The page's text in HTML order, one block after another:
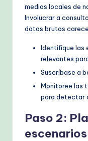
medios locales de
Involucrar a
datos brutos
Identifique las
relevantes
Suscríbase a
Monitoree las
para detectar
Paso 2:
escenarios